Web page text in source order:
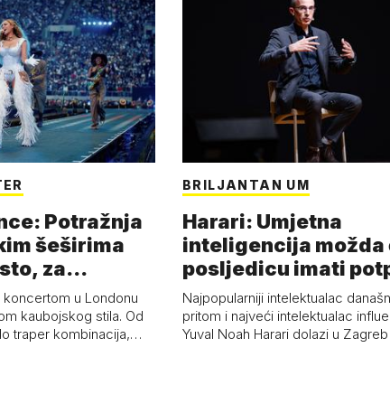
Potražnja
šeširima
za
p…
u Londonu
kaubojskog stila. Od
traper kombinacija,…
BRILJANTAN UM
Harari: Umjetna
inteligencija možda
posljedicu imati
kolaps čovje…
Najpopularniji intelektualac
pritom i najveći intelektualac
Yuval Noah Harari dolazi u